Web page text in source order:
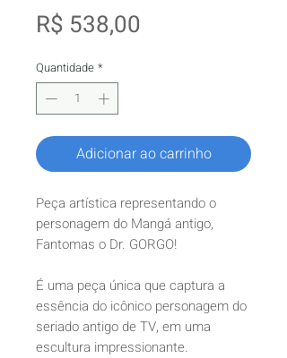
R$ 538,00
Quantidade *
Adicionar ao carrinho
Peça artística representando o
personagem do Mangá antigo,
Fantomas o Dr. GORGO!
É uma peça única que captura a
essência do icônico personagem do
seriado antigo de TV, em uma
escultura impressionante.